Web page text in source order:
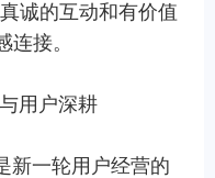
诚的互动和有价值
接。
用户深耕
一轮用户经营的